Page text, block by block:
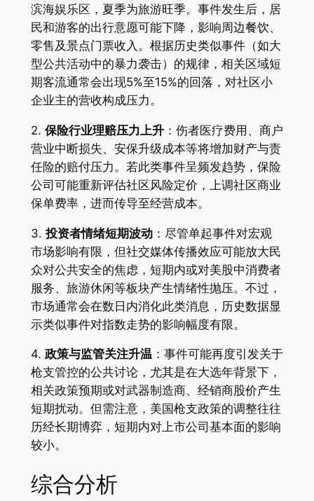
滨海娱乐区，夏季为旅游旺季。事件发生后，居
民和游客的出行意愿可能下降，影响周边餐饮、
零售及景点门票收入。根据历史类似事件（如大
型公共活动中的暴力袭击）的规律，相关区域短
期客流通常会出现5%至15%的回落，对社区小
企业主的营收构成压力。
2. 保险行业理赔压力上升：伤者医疗费用、商户
营业中断损失、安保升级成本等将增加财产与责
任险的赔付压力。若此类事件呈频发趋势，保险
公司可能重新评估社区风险定价，上调社区商业
保单费率，进而传导至经营成本。
3. 投资者情绪短期波动：尽管单起事件对宏观
市场影响有限，但社交媒体传播效应可能放大民
众对公共安全的焦虑，短期内或对美股中消费者
服务、旅游休闲等板块产生情绪性抛压。不过，
市场通常会在数日内消化此类消息，历史数据显
示类似事件对指数走势的影响幅度有限。
4. 政策与监管关注升温：事件可能再度引发关于
枪支管控的公共讨论，尤其是在大选年背景下，
相关政策预期或对武器制造商、经销商股价产生
短期扰动。但需注意，美国枪支政策的调整往往
历经长期博弈，短期内对上市公司基本面的影响
较小。
综合分析